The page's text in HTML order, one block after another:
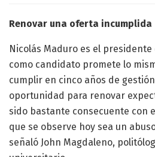
Renovar una oferta incumplida
Nicolás Maduro es el
como candidato promete lo
cumplir en cinco años de
oportunidad para renovar
sido bastante consecuente con
que se observe hoy sea un
señaló John Magdaleno,